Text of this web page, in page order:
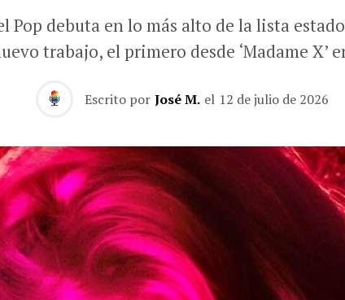
Pop debuta en lo más alto de la lista
trabajo, el primero desde ‘Madame X’
Escrito por José M. el 12 de julio de 2026